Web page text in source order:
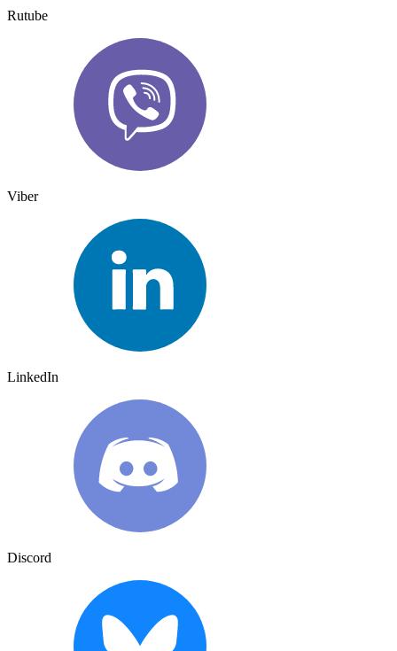
Rutube
Viber
LinkedIn
Discord